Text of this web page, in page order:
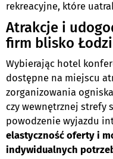
rekreacyjne, które
Atrakcje i
firm blisko Łodzi
Wybierając hotel
dostępne na miejscu
zorganizowania
czy wewnętrznej strefy
powodzenie wyjazdu
elastyczność oferty i
indywidualnych